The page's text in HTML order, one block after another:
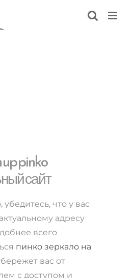
pinko
сайт
что у вас
адресу
всего
пинко зеркало на
вас от
с доступом и